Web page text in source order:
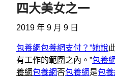
四大美女之一
2019 年 9 月 9 日
包養網包養網支付？”她說
有工作的範圍之內。”包養
養網包養網否包養網是包